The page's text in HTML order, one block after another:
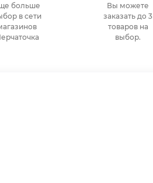
больше
в сети
Вы можете
заказать до 3
товаров на
выбор.